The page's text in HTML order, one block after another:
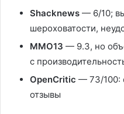
Shacknews — 6/10;
шероховатости,
MMO13 — 9.3, но
с
OpenCritic — 73/100:
отзывы